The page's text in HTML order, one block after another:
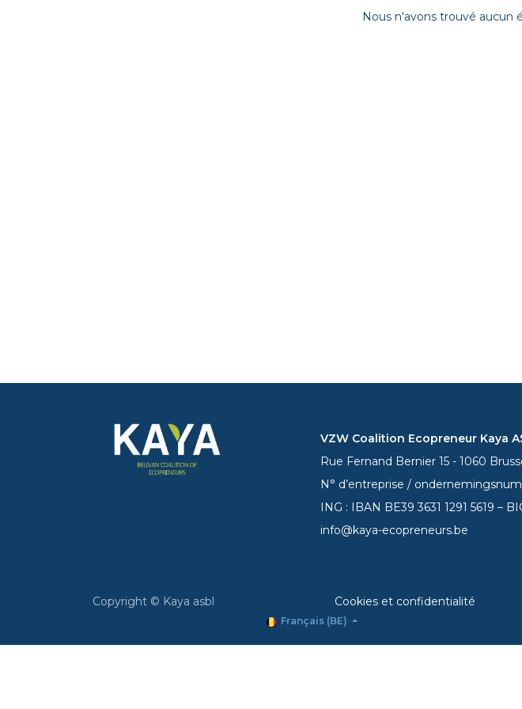
Nous n'avons trouvé aucun
VZW Coalition Ecopreneur Kaya
Rue Fernand Bernier 15 - 1060
N° d’entreprise /
ING : IBAN BE393631 1291 5619 –
info@kaya-ecopreneurs.be
Copyright © Kaya asbl Cookies et confidentialité
Français (BE)